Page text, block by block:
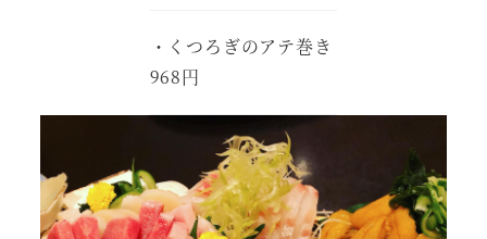
・くつろぎのアテ巻き
968円